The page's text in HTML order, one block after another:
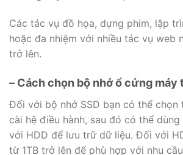
Các tác vụ đồ họa, dựng phim, lập
hoặc đa nhiệm với nhiều tác vụ web
trở lên.
– Cách chọn bộ nhớ ổ cứng máy
Đối với bộ nhớ SSD bạn có thể chọn
cài hệ điều hành, sau đó có thể dùng
với HDD để lưu trữ dữ liệu. Đối với
từ 1TB trở lên để phù hợp với nhu